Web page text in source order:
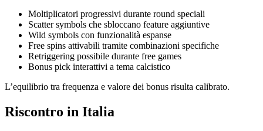
Moltiplicatori progressivi durante round speciali
Scatter symbols che sbloccano feature aggiuntive
Wild symbols con funzionalità espanse
Free spins attivabili tramite combinazioni specifiche
Retriggering possibile durante free games
Bonus pick interattivi a tema calcistico
L’equilibrio tra frequenza e valore dei bonus risulta calibrato.
Riscontro in Italia